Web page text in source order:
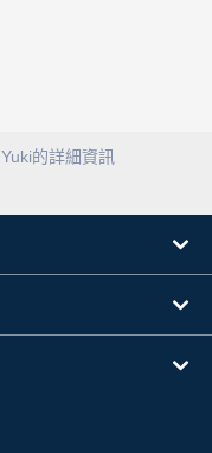
Yuki的詳細資訊